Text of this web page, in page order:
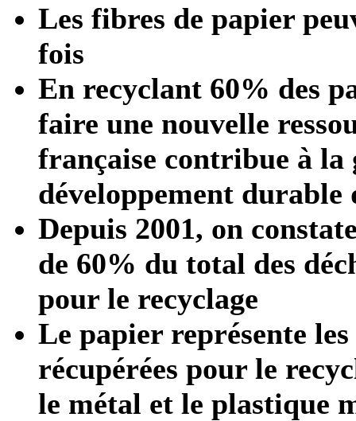
Les fibres de papier
fois
En recyclant 60% des
faire une nouvelle
française contribue à la
développement durable
Depuis 2001, on
de 60% du total des
pour le recyclage
Le papier représente
récupérées pour le
le métal et le plastique